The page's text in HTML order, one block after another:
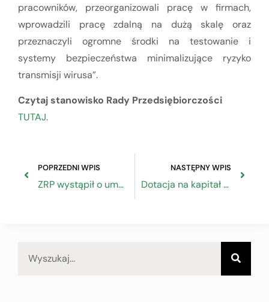
pracowników, przeorganizowali pracę w firmach,
wprowadzili pracę zdalną na dużą skalę oraz
przeznaczyli ogromne środki na testowanie i
systemy bezpieczeństwa minimalizujące ryzyko
transmisji wirusa”.
Czytaj stanowisko Rady Przedsiębiorczości
TUTAJ.
POPRZEDNI WPIS
ZRP wystąpił o umożliwienie kontynuacji zajęć praktycznych uczniom szkół branżowych
NASTĘPNY WPIS
Dotacja na kapitał obrotowy dla Związku Rzemiosła Polskiego